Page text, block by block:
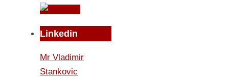
Linkedin
Mr Vladimir
Stankovic